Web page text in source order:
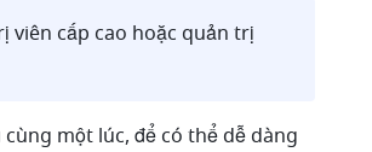
viên cấp cao hoặc quản trị
một lúc, để có thể dễ dàng